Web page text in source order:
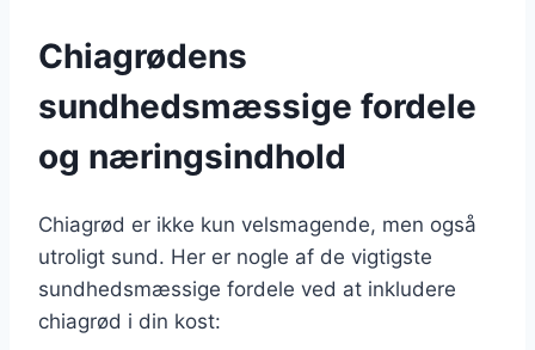
Chiagrødens
sundhedsmæssige fordele
og næringsindhold
Chiagrød er ikke kun velsmagende, men også
utroligt sund. Her er nogle af de vigtigste
sundhedsmæssige fordele ved at inkludere
chiagrød i din kost: